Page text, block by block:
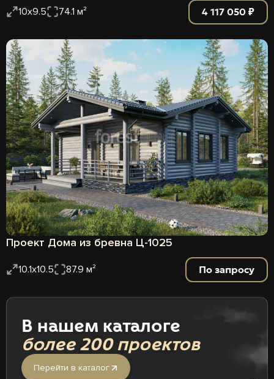
10х9.5 74.1 м² 4 117 050 ₽
Проект Дома из бревна Ц-1025
10.1x10.5 87.9 м² По запросу
В нашем каталоге
более 200 проектов
Перейти в каталог